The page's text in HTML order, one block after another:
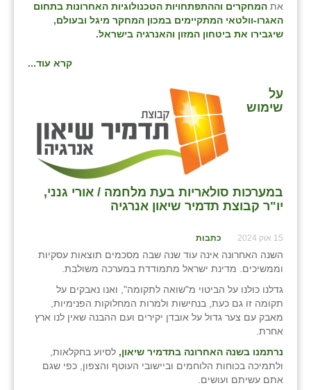
את המחקרים וההתפתחויות הטכנולוגיות האחרונות בתחום
האגרו-וולטאי המתקיימים במכון המחקר מיגל ובעולם,
שיגבירו את ביטחון המזון והאנרגיה בישראל.
קרא עוד...
על
שימוש
במערכות סולאריות בעת מלחמה / אורי גנני,
יו"ר קבוצת תדמיר שיאון אנרגיה
15 אוק 2024 כתבות
השנה האחרונה אינה עוד שנה שבה מסכמים תוצאות עסקיות
וממשיכים. מדינת ישראל מתמודדת במערכה משולבת.
גדלנו כולנו על הביטוי מ"שואה לתקומה", ואנו נאבקים על
תקומה זו גם כעת, בנחישות ולמרות המחלוקות הפנימיות,
מאבק עם צער גדול על אובדן יקירים ועם ההבנה שאין לנו ארץ
אחרת.
נרתמנו בשנה האחרונה בתדמיר שיאון, לסיוע בחקלאות,
ולתמיכה בכוחות הלוחמים וביישובי העוטף והצפון, כפי שגם
אתם עשיתם ועושים.
עין חצבה
עין תמר
קורנית
רמות השבים
רמת הדר
שבי ציון
שדה ורבורג
שדה צבי
שכניה